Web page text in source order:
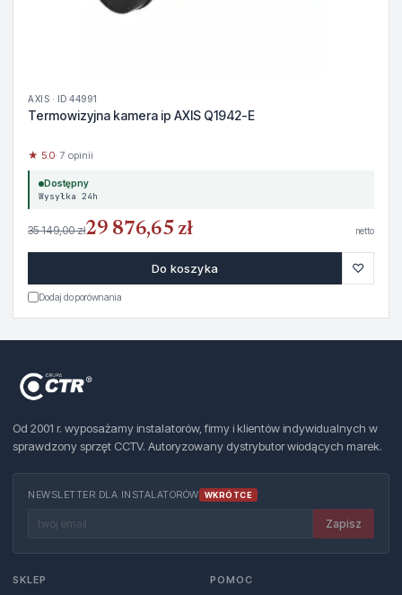
AXIS · ID 44991
Termowizyjna kamera ip AXIS Q1942-E
★ 5.0· 7 opinii
Dostępny
Wysyłka 24h
35 149,00 zł29 876,65 zł netto
Do koszyka ♡
Dodaj do porównania
Od 2001 r. wyposażamy instalatorów, firmy i klientów indywidualnych w
sprawdzony sprzęt CCTV. Autoryzowany dystrybutor wiodących marek.
NEWSLETTER DLA INSTALATORÓW WKRÓTCE
Zapisz
SKLEP POMOC